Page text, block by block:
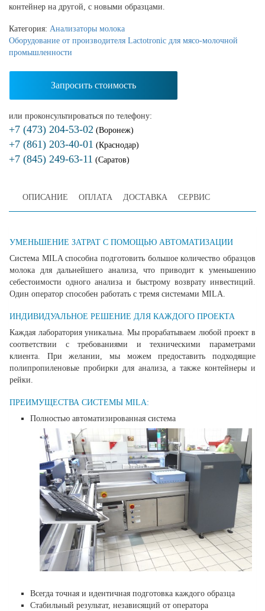
контейнер на другой, с новыми образцами.
Категория: Анализаторы молока
Оборудование от производителя Lactotronic для мясо-молочной
промышленности
Запросить стоимость
или проконсультироваться по телефону:
+7 (473) 204-53-02 (Воронеж)
+7 (861) 203-40-01 (Краснодар)
+7 (845) 249-63-11 (Саратов)
ОПИСАНИЕ ОПЛАТА ДОСТАВКА СЕРВИС
УМЕНЬШЕНИЕ ЗАТРАТ С ПОМОЩЬЮ АВТОМАТИЗАЦИИ
Система MILA способна подготовить большое количество образцов
молока для дальнейшего анализа, что приводит к уменьшению
себестоимости одного анализа и быстрому возврату инвестиций.
Один оператор способен работать с тремя системами MILA.
ИНДИВИДУАЛЬНОЕ РЕШЕНИЕ ДЛЯ КАЖДОГО ПРОЕКТА
Каждая лаборатория уникальна. Мы прорабатываем любой проект в
соответствии с требованиями и техническими параметрами
клиента. При желании, мы можем предоставить подходящие
полипропиленовые пробирки для анализа, а также контейнеры и
рейки.
ПРЕИМУЩЕСТВА СИСТЕМЫ MILA:
Полностью автоматизированная система
Всегда точная и идентичная подготовка каждого образца
Стабильный результат, независящий от оператора